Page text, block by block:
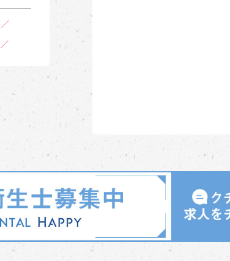
／
／